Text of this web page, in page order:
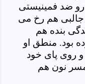
ضد فمینیستی
جالبی هم رخ می
بنده هم
بود. منطق او
روی پای خود
نون هم